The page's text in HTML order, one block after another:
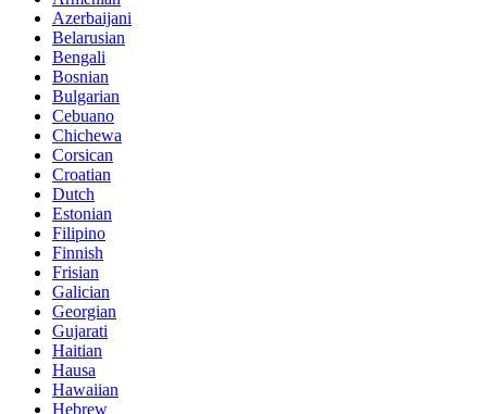
Azerbaijani
Belarusian
Bengali
Bosnian
Bulgarian
Cebuano
Chichewa
Corsican
Croatian
Dutch
Estonian
Filipino
Finnish
Frisian
Galician
Georgian
Gujarati
Haitian
Hausa
Hawaiian
Hebrew